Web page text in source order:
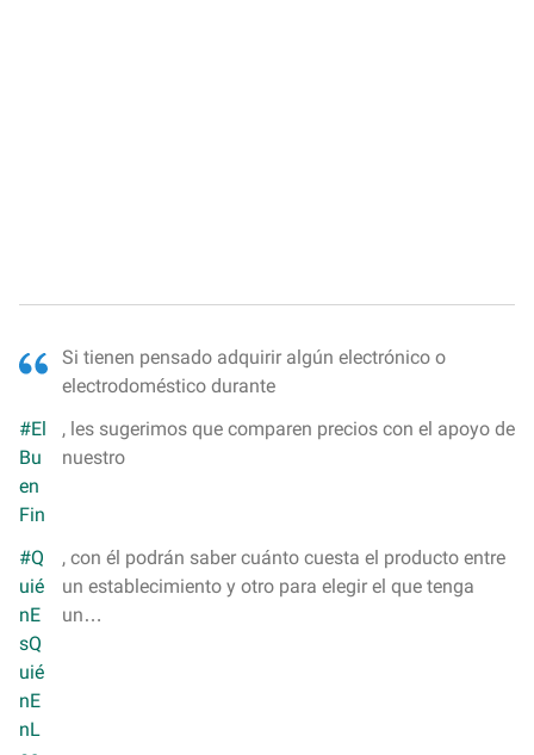
Si tienen pensado adquirir algún electrónico o
electrodoméstico durante
#El
Bu
en
Fin
, les sugerimos que comparen precios con el apoyo de
nuestro
#Q
uié
nE
sQ
uié
nE
nL
, con él podrán saber cuánto cuesta el producto entre
un establecimiento y otro para elegir el que tenga
un…